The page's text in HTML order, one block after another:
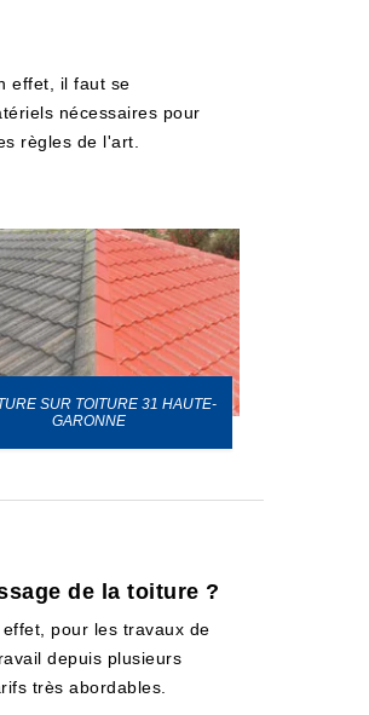
effet, il faut se
nécessaires pour
règles de l'art.
SUR TOITURE 31 HAUTE-
GARONNE
de la toiture ?
pour les travaux de
depuis plusieurs
très abordables.